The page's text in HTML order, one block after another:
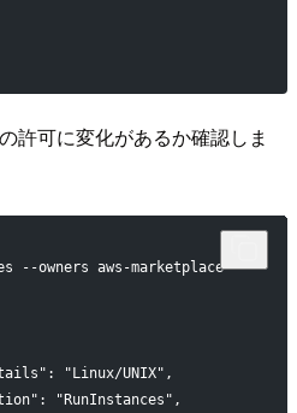
許可に変化があるか確認しま
--owners aws-marketplace
"Linux/UNIX",
"RunInstances",